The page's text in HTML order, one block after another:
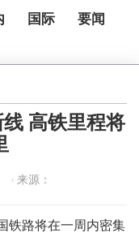
国际
要闻
高铁里程将
来源：
铁路将在一周内密集